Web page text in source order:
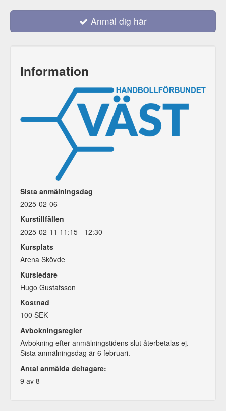
Anmäl dig här
Information
Sista anmälningsdag
2025-02-06
Kurstillfällen
2025-02-11 11:15 - 12:30
Kursplats
Arena Skövde
Kursledare
Hugo Gustafsson
Kostnad
100 SEK
Avbokningsregler
Avbokning efter anmälningstidens slut återbetalas ej.
Sista anmälningsdag är 6 februari.
Antal anmälda deltagare:
9 av 8